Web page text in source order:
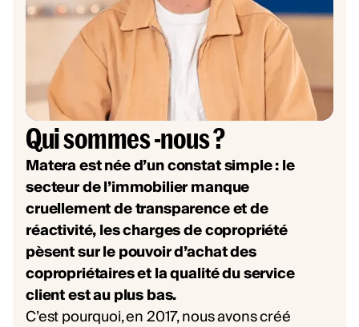
Qui sommes -nous ?
Matera est née d’un constat simple : le
secteur de l’immobilier manque
cruellement de transparence et de
réactivité, les charges de copropriété
pèsent sur le pouvoir d’achat des
copropriétaires et la qualité du service
client est au plus bas.
C’est pourquoi, en 2017, nous avons créé